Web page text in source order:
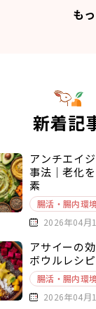
も
新着記
アンチエイ
事法｜老化
素
腸活・腸内環
2026年04月
アサイーの
ボウルレシ
腸活・腸内環
2026年04月